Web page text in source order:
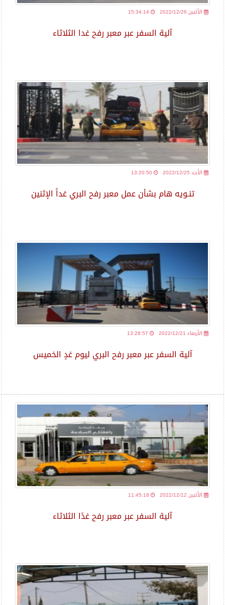
15:34:14
آلية السفر عبر معبر رفح غدا الثلاثاء
13:20:50
تنـويه هام بشأن عمل معبر رفح البري غداً الإثنين
13:28:57
آلية السفر عبر معبر رفح البري ليوم غدٍ الخميس
11:45:18
آلية السفر عبر معبر رفح غدًا الثلاثاء